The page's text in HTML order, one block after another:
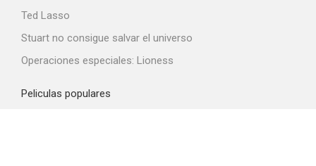
Ted Lasso
Stuart no consigue salvar el universo
Operaciones especiales: Lioness
Peliculas populares